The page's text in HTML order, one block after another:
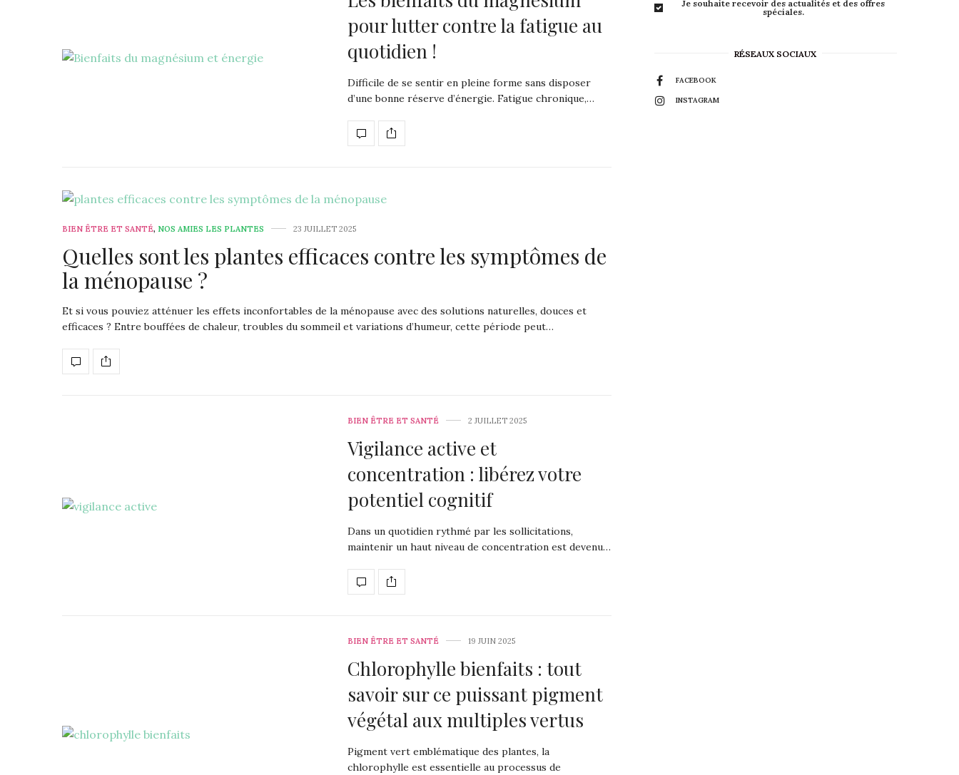
pour lutter contre la fatigue au
quotidien !
Difficile de se sentir en pleine forme sans disposer
d’une bonne réserve d’énergie. Fatigue chronique,…
BIEN ÊTRE ET SANTÉ, NOS AMIES LES PLANTES 23 JUILLET 2025
Quelles sont les plantes efficaces contre les symptômes de
la ménopause ?
Et si vous pouviez atténuer les effets inconfortables de la ménopause avec des solutions naturelles, douces et
efficaces ? Entre bouffées de chaleur, troubles du sommeil et variations d’humeur, cette période peut…
BIEN ÊTRE ET SANTÉ 2 JUILLET 2025
Vigilance active et
concentration : libérez votre
potentiel cognitif
Dans un quotidien rythmé par les sollicitations,
maintenir un haut niveau de concentration est devenu…
BIEN ÊTRE ET SANTÉ 19 JUIN 2025
Chlorophylle bienfaits : tout
savoir sur ce puissant pigment
végétal aux multiples vertus
Pigment vert emblématique des plantes, la
chlorophylle est essentielle au processus de
Je souhaite recevoir des actualités et des offres
spéciales.
RÉSEAUX SOCIAUX
FACEBOOK
INSTAGRAM